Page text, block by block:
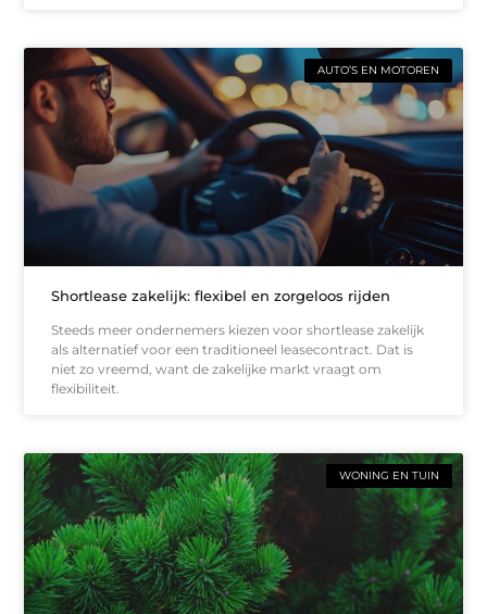
AUTO’S EN MOTOREN
Shortlease zakelijk: flexibel en zorgeloos rijden
Steeds meer ondernemers kiezen voor shortlease zakelijk
als alternatief voor een traditioneel leasecontract. Dat is
niet zo vreemd, want de zakelijke markt vraagt om
flexibiliteit.
WONING EN TUIN